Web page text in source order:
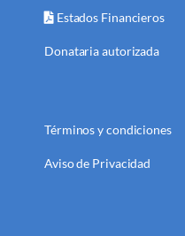
Estados Financieros
Donataria autorizada
Términos y condiciones
Aviso de Privacidad